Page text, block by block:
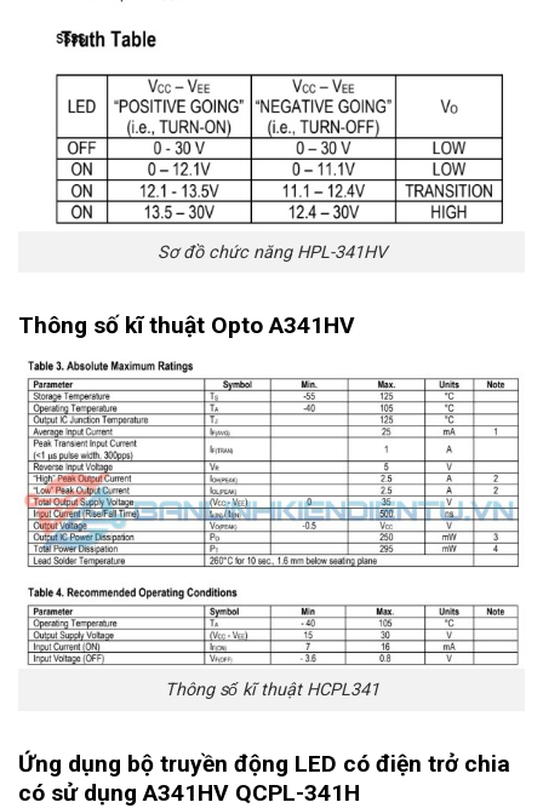
Sơ đồ chức năng HPL-341HV
Thông số kĩ thuật Opto A341HV
Thông số kĩ thuật HCPL341
Ứng dụng bộ truyền động LED có điện trở chia
có sử dụng A341HV QCPL-341H